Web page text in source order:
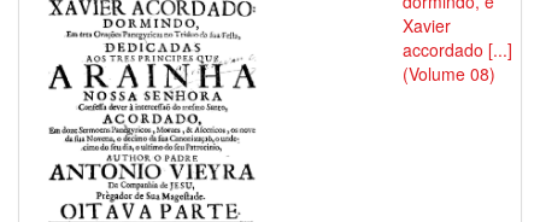
Xavier
accordado [...]
(Volume 08)